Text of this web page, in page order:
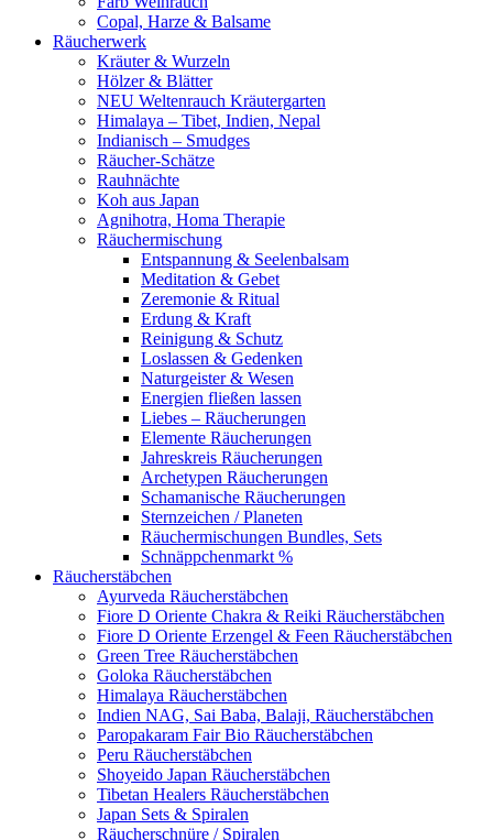
Copal, Harze & Balsame
Räucherwerk
Kräuter & Wurzeln
Hölzer & Blätter
NEU Weltenrauch Kräutergarten
Himalaya – Tibet, Indien, Nepal
Indianisch – Smudges
Räucher-Schätze
Rauhnächte
Koh aus Japan
Agnihotra, Homa Therapie
Räuchermischung
Entspannung & Seelenbalsam
Meditation & Gebet
Zeremonie & Ritual
Erdung & Kraft
Reinigung & Schutz
Loslassen & Gedenken
Naturgeister & Wesen
Energien fließen lassen
Liebes – Räucherungen
Elemente Räucherungen
Jahreskreis Räucherungen
Archetypen Räucherungen
Schamanische Räucherungen
Sternzeichen / Planeten
Räuchermischungen Bundles, Sets
Schnäppchenmarkt %
Räucherstäbchen
Ayurveda Räucherstäbchen
Fiore D Oriente Chakra & Reiki Räucherstäbchen
Fiore D Oriente Erzengel & Feen Räucherstäbchen
Green Tree Räucherstäbchen
Goloka Räucherstäbchen
Himalaya Räucherstäbchen
Indien NAG, Sai Baba, Balaji, Räucherstäbchen
Paropakaram Fair Bio Räucherstäbchen
Peru Räucherstäbchen
Shoyeido Japan Räucherstäbchen
Tibetan Healers Räucherstäbchen
Japan Sets & Spiralen
Räucherschnüre / Spiralen